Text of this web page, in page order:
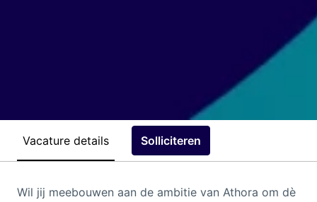
Vacature details Solliciteren
Wil jij meebouwen aan de ambitie van Athora om dè